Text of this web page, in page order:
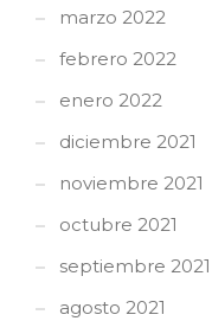
marzo 2022
febrero 2022
enero 2022
diciembre 2021
noviembre 2021
octubre 2021
septiembre 2021
agosto 2021